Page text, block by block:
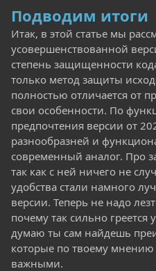
Подводим итоги
Итак, в этой статье мы
усовершенствованной
степень защищенности
только метод защиты
полностью отличается от
свои особенности. По
предпочтения версии от
разнообразней и
современный аналог. Про
так как с ней ничего не
удобства стали намного
версии. Теперь не надо
почему так сильно греется
думаю ты сам найдешь
которые по твоему
важными.